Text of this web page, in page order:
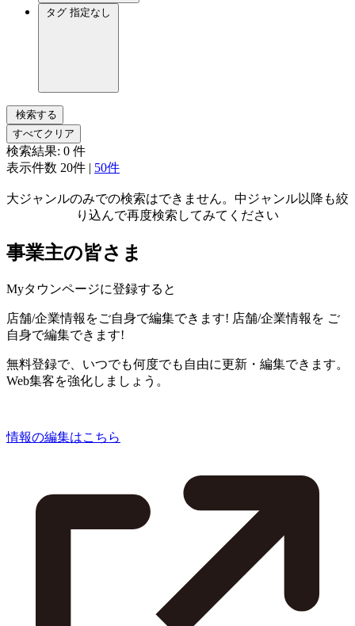
タグ 指定なし
検索する
すべてクリア
検索結果: 0 件
表示件数 20件 | 50件
大ジャンルのみでの検索はできません。中ジャンル以降も絞
り込んで再度検索してみてください
事業主の皆さま
Myタウンページに登録すると
店舗/企業情報をご自身で編集できます! 店舗/企業情報を ご
自身で編集できます!
無料登録で、いつでも何度でも自由に更新・編集できます。
Web集客を強化しましょう。
情報の編集はこちら